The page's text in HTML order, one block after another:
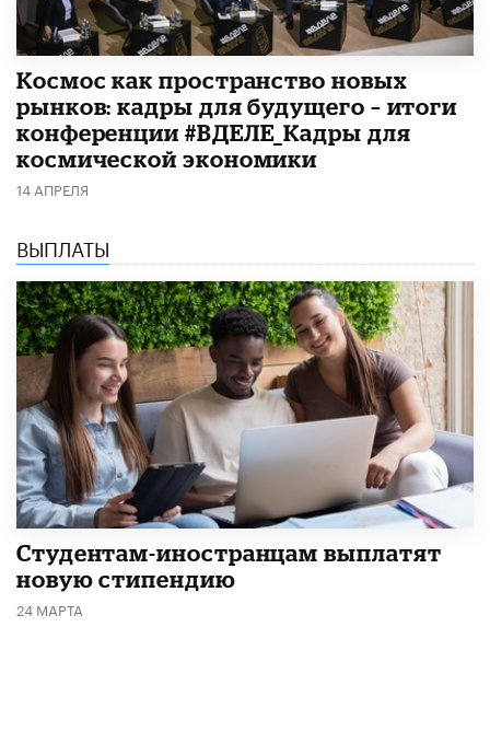
Космос как пространство новых
рынков: кадры для будущего – итоги
конференции #ВДЕЛЕ_Кадры для
космической экономики
14 АПРЕЛЯ
ВЫПЛАТЫ
Студентам-иностранцам выплатят
новую стипендию
24 МАРТА